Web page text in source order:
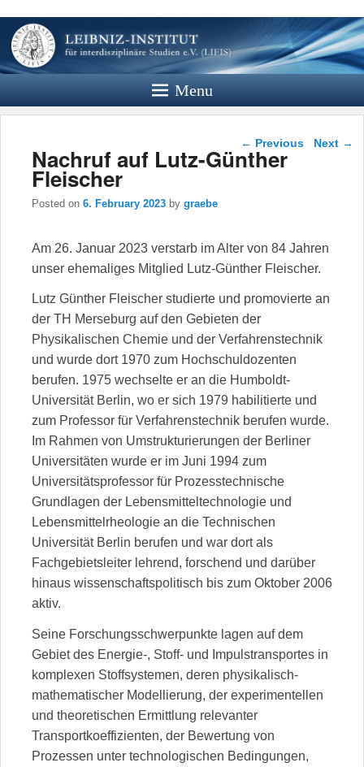
Leibniz
Institut
Website des Leibniz Instituts für
Interdisziplinäre Studien e.V.
Menu
Post navigation
← Previous Next →
Nachruf auf Lutz-Günther
Fleischer
Posted on 6. February 2023 by graebe
Am 26. Januar 2023 verstarb im Alter von 84 Jahren
unser ehemaliges Mitglied Lutz-Günther Fleischer.
Lutz Günther Fleischer studierte und promovierte an
der TH Merseburg auf den Gebieten der
Physikalischen Chemie und der Verfahrenstechnik
und wurde dort 1970 zum Hochschuldozenten
berufen. 1975 wechselte er an die Humboldt-
Universität Berlin, wo er sich 1979 habilitierte und
zum Professor für Verfahrenstechnik berufen wurde.
Im Rahmen von Umstrukturierungen der Berliner
Universitäten wurde er im Juni 1994 zum
Universitätsprofessor für Prozesstechnische
Grundlagen der Lebensmitteltechnologie und
Lebensmittelrheologie an die Technischen
Universität Berlin berufen und war dort als
Fachgebietsleiter lehrend, forschend und darüber
hinaus wissenschaftspolitisch bis zum Oktober 2006
aktiv.
Seine Forschungsschwerpunkte lagen auf dem
Gebiet des Energie-, Stoff- und Impulstransportes in
komplexen Stoffsystemen, deren physikalisch-
mathematischer Modellierung, der experimentellen
und theoretischen Ermittlung relevanter
Transportkoeffizienten, der Bewertung von
Prozessen unter technologischen Bedingungen,